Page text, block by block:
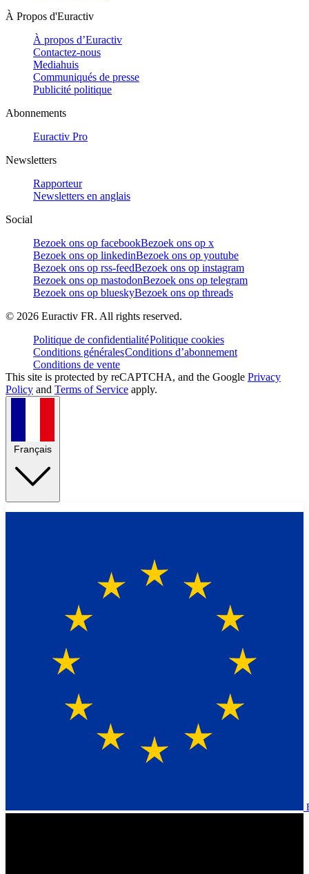
À Propos d'Euractiv
À propos d’Euractiv
Contactez-nous
Mediahuis
Communiqués de presse
Publicité politique
Abonnements
Euractiv Pro
Newsletters
Rapporteur
Newsletters en anglais
Social
Bezoek ons op facebookBezoek ons op x
Bezoek ons op linkedinBezoek ons op youtube
Bezoek ons op rss-feedBezoek ons op instagram
Bezoek ons op mastodonBezoek ons op telegram
Bezoek ons op blueskyBezoek ons op threads
© 2026 Euractiv FR. All rights reserved.
Politique de confidentialitéPolitique cookies
Conditions généralesConditions d’abonnement
Conditions de vente
This site is protected by reCAPTCHA, and the Google Privacy
Policy and Terms of Service apply.
Français